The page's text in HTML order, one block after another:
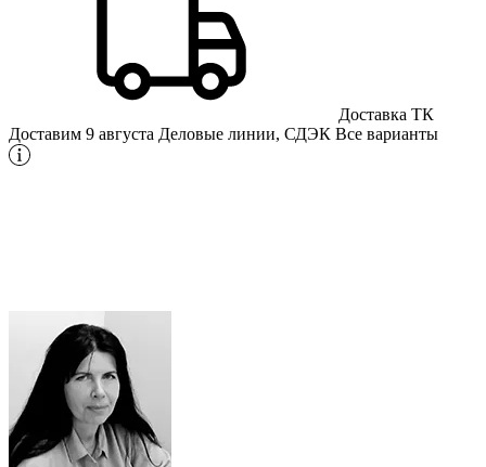
Доставка ТК
Доставим 9 августа Деловые линии, СДЭК Все варианты